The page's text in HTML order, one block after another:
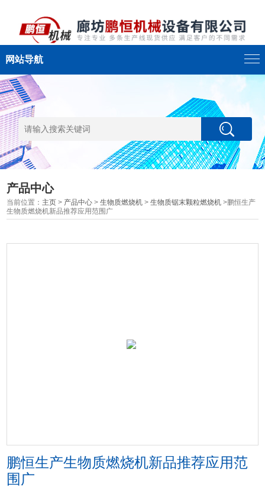
网站导航
产品中心
当前位置： 主页 > 产品中心 >生物质燃烧机 >生物质锯末颗粒燃烧机 >鹏恒生产
生物质燃烧机新品推荐应用范围广
鹏恒生产生物质燃烧机新品推荐应用范
围广